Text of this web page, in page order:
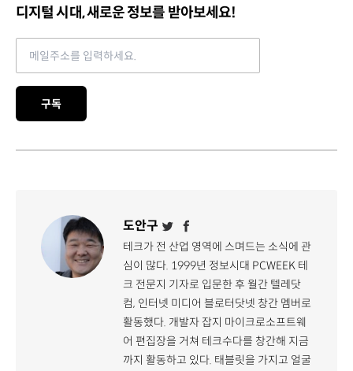
디지털 시대, 새로운 정보를 받아보세요!
구독
도안구
테크가 전 산업 영역에 스며드는 소식에 관
심이 많다. 1999년 정보시대 PCWEEK 테
크 전문지 기자로 입문한 후 월간 텔레닷
컴, 인터넷 미디어 블로터닷넷 창간 멤버로
활동했다. 개발자 잡지 마이크로소프트웨
어 편집장을 거쳐 테크수다를 창간해 지금
까지 활동하고 있다. 태블릿을 가지고 얼굴